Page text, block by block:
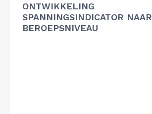
ONTWIKKELING
SPANNINGSINDICATOR NAAR
BEROEPSNIVEAU